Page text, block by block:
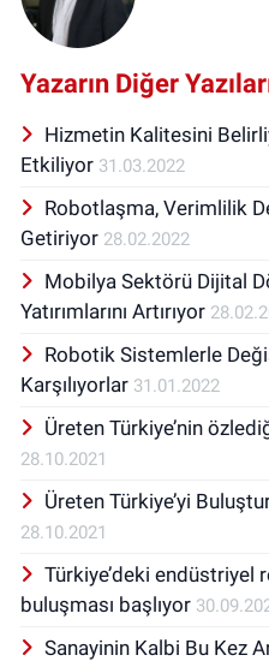
Yazarın Diğer
Hizmetin Kalitesini
Etkiliyor 31.03.2022
Robotlaşma, Verimlilik
Getiriyor 28.02.2022
Mobilya Sektörü Dijital
Yatırımlarını Artırıyor
Robotik Sistemlerle
Karşılıyorlar 31.01.2022
Üreten Türkiye’nin
28.10.2021
Üreten Türkiye’yi
28.10.2021
Türkiye’deki endüstriyel
buluşması başlıyor
Sanayinin Kalbi Bu Kez